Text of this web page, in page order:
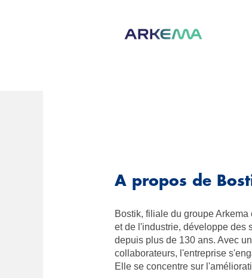
A propos de
Bostik, filiale du groupe
et de l'industrie, développe des
depuis plus de 130 ans. Avec
collaborateurs, l'entreprise
Elle se concentre sur